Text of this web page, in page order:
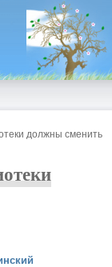
должны сменить